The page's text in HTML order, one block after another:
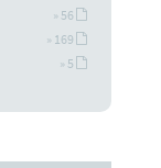
» 56
» 169
» 5